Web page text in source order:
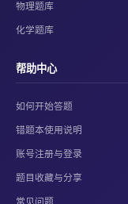
物理题库
化学题库
帮助中心
如何开始答题
错题本使用说明
账号注册与登录
题目收藏与分享
常见问题